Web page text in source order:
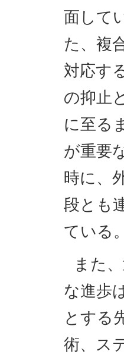
面して
た、複
対応す
の抑止
に至る
が重要
時に、
段とも
ている
また
な進歩
とする
術、ス